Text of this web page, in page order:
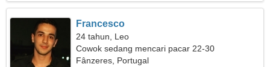
Francesco
24 tahun, Leo
Cowok sedang mencari pacar 22-30
Fânzeres, Portugal